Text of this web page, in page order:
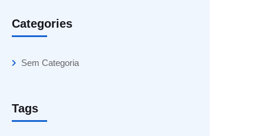
Categories
Sem Categoria
Tags